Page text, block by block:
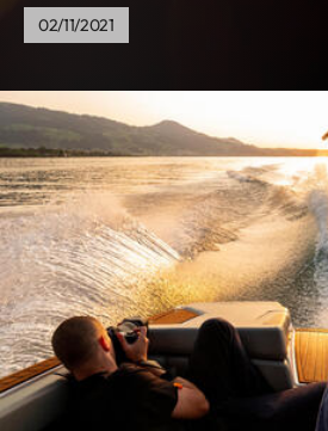
02/11/2021